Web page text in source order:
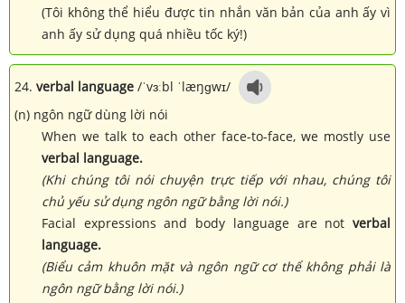
(Tôi không thể hiểu được tin nhắn văn bản của anh ấy vì
anh ấy sử dụng quá nhiều tốc ký!)
24. verbal language /ˈvɜːbl ˈlæŋɡwɪ/
(n) ngôn ngữ dùng lời nói
When we talk to each other face-to-face, we mostly use
verbal language.
(Khi chúng tôi nói chuyện trực tiếp với nhau, chúng tôi
chủ yếu sử dụng ngôn ngữ bằng lời nói.)
Facial expressions and body language are not verbal
language.
(Biểu cảm khuôn mặt và ngôn ngữ cơ thể không phải là
ngôn ngữ bằng lời nói.)